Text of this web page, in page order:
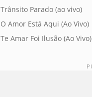
Trânsito Parado (ao vivo)
O Amor Está Aqui (Ao Vivo)
Te Amar Foi Ilusão (Ao Vivo)